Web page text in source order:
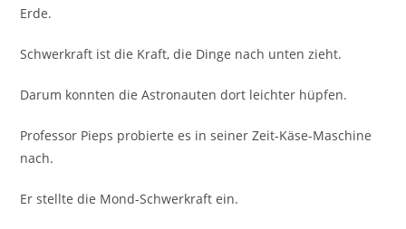
Erde.
Schwerkraft ist die Kraft, die Dinge nach unten zieht.
Darum konnten die Astronauten dort leichter hüpfen.
Professor Pieps probierte es in seiner Zeit-Käse-Maschine
nach.
Er stellte die Mond-Schwerkraft ein.